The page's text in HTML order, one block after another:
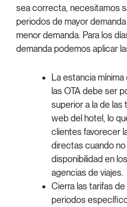
sea correcta, necesitamos
periodos de mayor
menor demanda. Para los
demanda podemos aplicar
La estancia
las OTA debe ser
superior a la de las
web del hotel, lo
clientes favorecer
directas cuando
disponibilidad en
agencias de viajes.
Cierra las tarifas
periodos